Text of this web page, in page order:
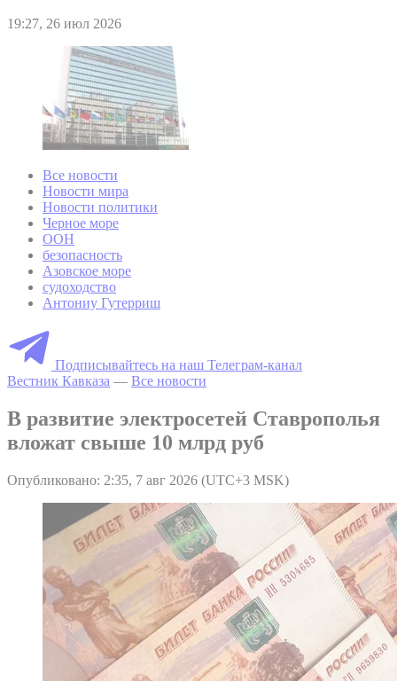
19:27, 26 июл 2026
Все новости
Новости мира
Новости политики
Черное море
ООН
безопасность
Азовское море
судоходство
Антониу Гутерриш
Подписывайтесь на наш Телеграм-канал
Вестник Кавказа — Все новости
В развитие электросетей Ставрополья
вложат свыше 10 млрд руб
Опубликовано: 2:35, 7 авг 2026 (UTC+3 MSK)